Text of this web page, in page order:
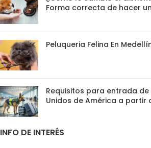
Forma correcta de hacer
Peluqueria Felina En
Requisitos para entrada
Unidos de América a partir
INFO DE INTERÉS